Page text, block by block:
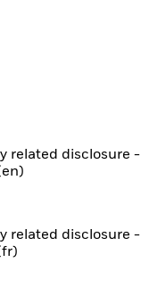
related disclosure -
related disclosure -